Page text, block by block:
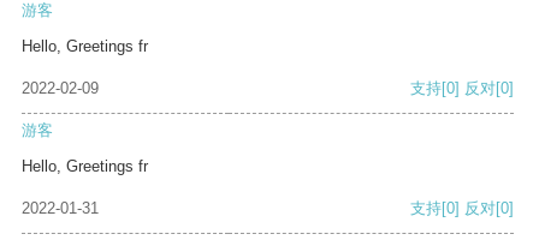
游客
Hello, Greetings fr
2022-02-09 支持[0] 反对[0]
游客
Hello, Greetings fr
2022-01-31 支持[0] 反对[0]